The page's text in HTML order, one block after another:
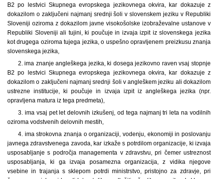
B2 po lestvici Skupnega evropskega jezikovnega okvira, kar dokazuje z
dokazilom o zaključeni najmanj srednji šoli v slovenskem jeziku v Republiki
Sloveniji oziroma z dokazilom javne visokošolske izobraževalne ustanove v
Republiki Sloveniji ali tujini, ki poučuje in izvaja izpit iz slovenskega jezika
kot drugega oziroma tujega jezika, o uspešno opravljenem preizkusu znanja
slovenskega jezika,
2. ima znanje angleškega jezika, ki dosega jezikovno raven vsaj stopnje
B2 po lestvici Skupnega evropskega jezikovnega okvira, kar dokazuje z
dokazilom o zaključeni najmanj srednji šoli v angleškem jeziku ali dokazilom
ustrezne institucije, ki poučuje in izvaja izpit iz angleškega jezika (npr.
opravljena matura iz tega predmeta),
3. ima vsaj pet let delovnih izkušenj, od tega najmanj tri leta na vodilnih
oziroma vodstvenih delovnih mestih,
4. ima strokovna znanja o organizaciji, vodenju, ekonomiji in poslovanju
javnega zdravstvenega zavoda, kar izkaže s potrdilom organizacije, ki izvaja
usposabljanje s področja managementa v zdravstvu, pri čemer ustreznost
usposabljanja, ki ga izvaja posamezna organizacija, z vidika njegove
vsebine in trajanja s sklepom potrdi ministrstvo, pristojno za zdravje, pri